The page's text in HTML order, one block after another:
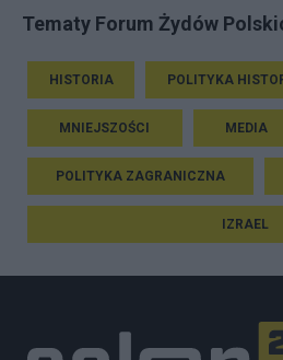
Tematy Forum Żydów
HISTORIA POLITYKA
MNIEJSZOŚCI MEDIA
POLITYKA ZAGRANICZNA
IZRAEL